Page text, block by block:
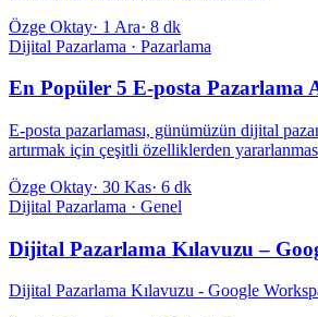
Özge Oktay· 1 Ara· 8 dk
Dijital Pazarlama · Pazarlama
En Popüler 5 E-posta Pazarlama
E-posta pazarlaması, günümüzün dijital
artırmak için çeşitli özelliklerden
Özge Oktay· 30 Kas· 6 dk
Dijital Pazarlama · Genel
Dijital Pazarlama Kılavuzu –
Dijital Pazarlama Kılavuzu - Google